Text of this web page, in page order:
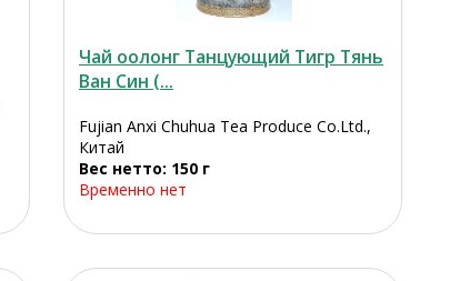
Чай оолонг Танцующий Тигр Тянь
Ван Син (...
Fujian Anxi Chuhua Tea Produce Co.Ltd.,
Китай
Вес нетто: 150 г
Временно нет